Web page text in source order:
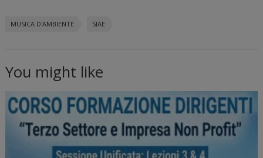
MUSICA D'AMBIENTE SIAE
You might like